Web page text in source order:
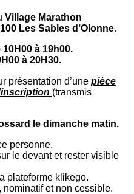
Village Marathon
Les Sables d’Olonne.
à 19h00.
à 20H30.
présentation d’une pièce
(transmis
le dimanche matin.
personne.
le devant et rester visible
plateforme klikego.
et non cessible.